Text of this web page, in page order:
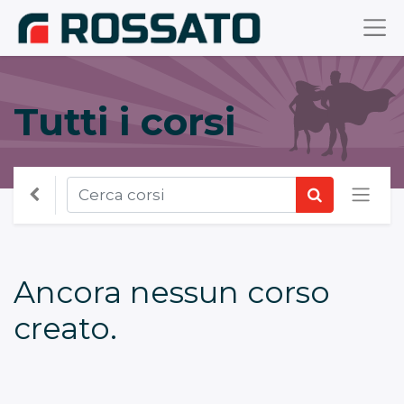
Tutti i corsi
Ancora nessun corso
creato.